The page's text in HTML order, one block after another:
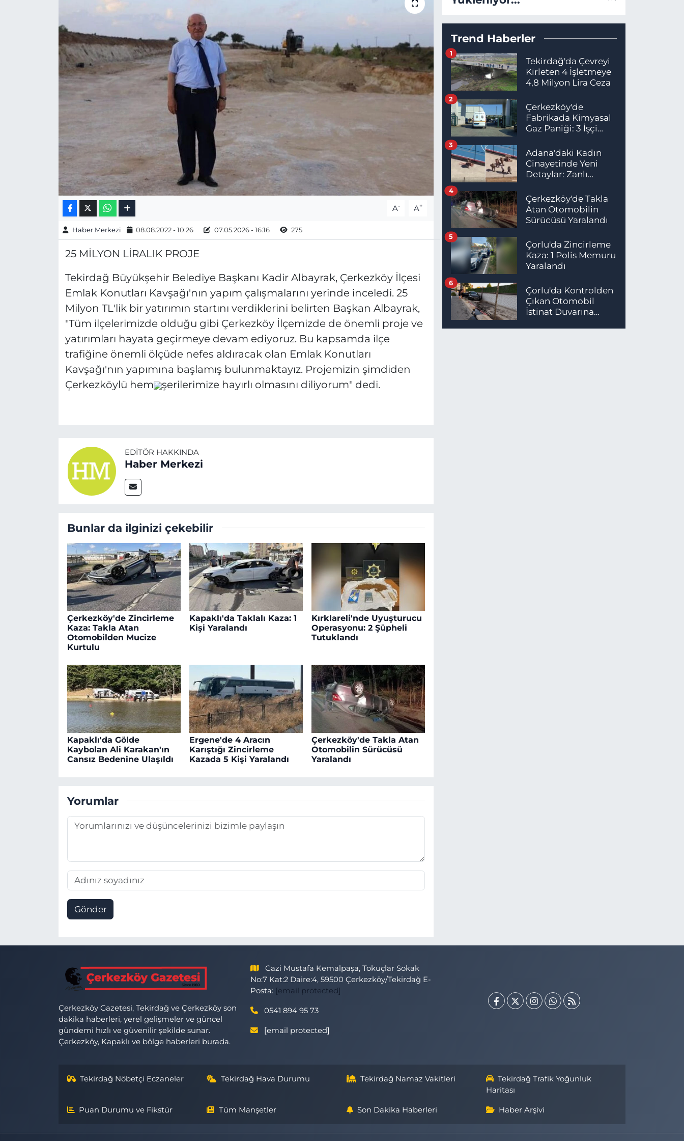
A- A+
Haber Merkezi 08.08.2022 - 10:26 07.05.2026 - 16:16 275
25 MİLYON LİRALIK PROJE
Tekirdağ Büyükşehir Belediye Başkanı Kadir Albayrak, Çerkezköy İlçesi
Emlak Konutları Kavşağı'nın yapım çalışmalarını yerinde inceledi. 25
Milyon TL'lik bir yatırımın startını verdiklerini belirten Başkan Albayrak,
"Tüm ilçelerimizde olduğu gibi Çerkezköy İlçemizde de önemli proje ve
yatırımları hayata geçirmeye devam ediyoruz. Bu kapsamda ilçe
trafiğine önemli ölçüde nefes aldıracak olan Emlak Konutları
Kavşağı'nın yapımına başlamış bulunmaktayız. Projemizin şimdiden
Çerkezköylü hem
şerilerimize hayırlı olmasını diliyorum" dedi.
EDITÖR HAKKINDA
Haber Merkezi
Bunlar da ilginizi çekebilir
Çerkezköy'de Zincirleme
Kaza: Takla Atan
Otomobilden Mucize
Kurtulu
Kapaklı'da Taklalı Kaza: 1
Kişi Yaralandı
Kırklareli'nde Uyuşturucu
Operasyonu: 2 Şüpheli
Tutuklandı
Kapaklı'da Gölde
Kaybolan Ali Karakan'ın
Cansız Bedenine Ulaşıldı
Ergene'de 4 Aracın
Karıştığı Zincirleme
Kazada 5 Kişi Yaralandı
Çerkezköy'de Takla Atan
Otomobilin Sürücüsü
Yaralandı
Yorumlar
Gönder
Trend Haberler
Tekirdağ'da Çevreyi
Kirleten 4 İşletmeye
4,8 Milyon Lira Ceza
1
Çerkezköy'de
Fabrikada Kimyasal
Gaz Paniği: 3 İşçi
2
Adana'daki Kadın
Cinayetinde Yeni
Detaylar: Zanlı
Yakalandı
3
Çerkezköy'de Takla
Atan Otomobilin
Sürücüsü Yaralandı
4
Çorlu'da Zincirleme
Kaza: 1 Polis Memuru
Yaralandı
5
Çorlu'da Kontrolden
Çıkan Otomobil
İstinat Duvarına
6
Çerkezköy Gazetesi, Tekirdağ ve Çerkezköy son
dakika haberleri, yerel gelişmeler ve güncel
gündemi hızlı ve güvenilir şekilde sunar.
Çerkezköy, Kapaklı ve bölge haberleri burada.
Gazi Mustafa Kemalpaşa, Tokuçlar Sokak
No:7 Kat:2 Daire:4, 59500 Çerkezköy/Tekirdağ E-
Posta: [email protected]
0541 894 95 73
[email protected]
Tekirdağ Nöbetçi Eczaneler Tekirdağ Hava Durumu Tekirdağ Namaz Vakitleri
Tekirdağ Trafik Yoğunluk
Haritası
Puan Durumu ve Fikstür Tüm Manşetler Son Dakika Haberleri Haber Arşivi
İletişim
Topluluk Kuralları
Yayın İlkeleri